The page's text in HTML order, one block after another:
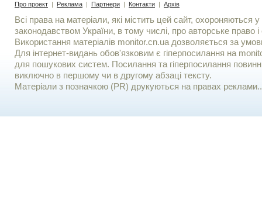
Про проект | Реклама | Партнери | Контакти | Архів
Всі права на матеріали, які містить цей сайт, охороняються у
законодавством України, в тому числі, про авторське право і
Використання матерiалiв monitor.cn.ua дозволяється за
Для iнтернет-видань обов'язковим є гiперпосилання на
для пошукових систем. Посилання та гіперпосилання
виключно в першому чи в другому абзаці тексту.
Матеріали з позначкою (PR) друкуються на правах реклами..